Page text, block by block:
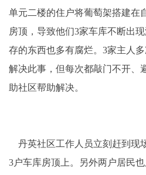
单元二楼的住户将葡萄架搭建在
房顶，导致他们3家车库不断出
存的东西也多有腐烂。3家主人
解决此事，但每次都敲门不开、
助社区帮助解决。
丹英社区工作人员立刻赶到现
3户车库房顶上。另外两户居民